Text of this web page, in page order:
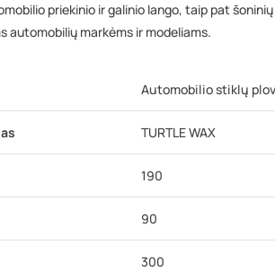
priekinio ir galinio lango, taip pat
automobilių markėms ir modeliams.
Automobilio stiklų
TURTLE WAX
190
90
300